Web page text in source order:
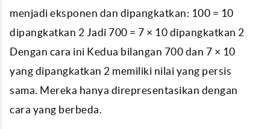
menjadi eksponen dan dipangkatkan: 100 = 10
dipangkatkan 2 Jadi 700 = 7 × 10 dipangkatkan 2
Dengan cara ini Kedua bilangan 700 dan 7 × 10
yang dipangkatkan 2 memiliki nilai yang persis
sama. Mereka hanya direpresentasikan dengan
cara yang berbeda.